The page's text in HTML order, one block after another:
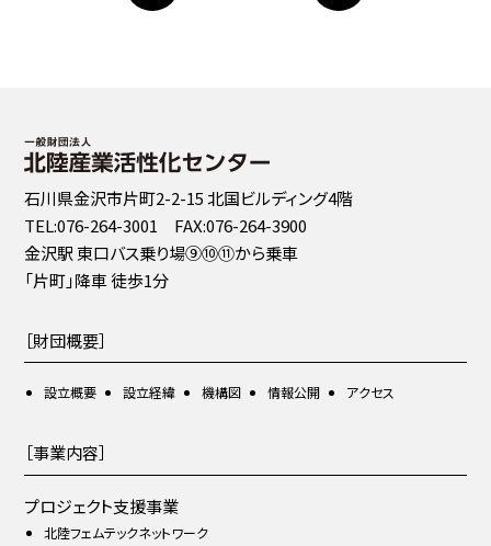
石川県金沢市片町2-2-15 北国ビルディング4階
TEL:076-264-3001 FAX:076-264-3900
金沢駅 東口バス乗り場⑨⑩⑪から乗車
「片町」降車 徒歩1分
［財団概要］
設立概要 設立経緯 機構図 情報公開 アクセス
［事業内容］
プロジェクト支援事業
北陸フェムテックネットワーク